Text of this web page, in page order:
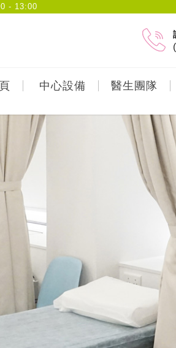
- 13:00
中心設備 醫生團隊